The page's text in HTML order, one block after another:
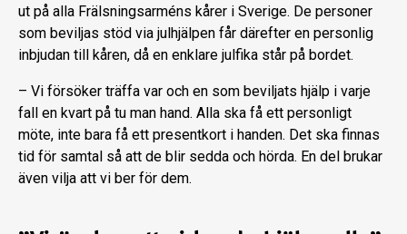
ut på alla Frälsningsarméns kårer i Sverige. De personer
som beviljas stöd via julhjälpen får därefter en personlig
inbjudan till kåren, då en enklare julfika står på bordet.
– Vi försöker träffa var och en som beviljats hjälp i varje
fall en kvart på tu man hand. Alla ska få ett personligt
möte, inte bara få ett presentkort i handen. Det ska finnas
tid för samtal så att de blir sedda och hörda. En del brukar
även vilja att vi ber för dem.